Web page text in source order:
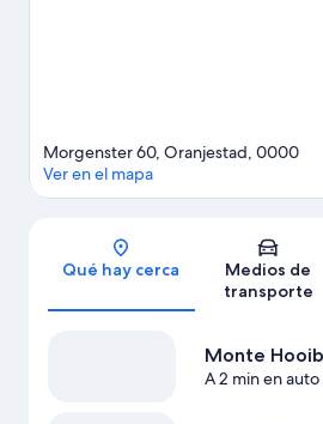
Sección
Morgenster 60, Oranjestad, 0000
Ver en el mapa
Qué hay cerca
Medios de
transporte
Monte
A 2 min en auto